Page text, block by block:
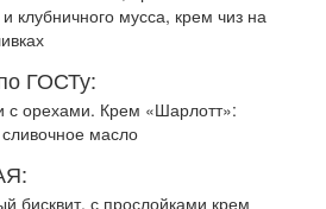
и клубничного мусса, крем чиз на
ГОСТу:
с орехами. Крем «Шарлотт»:
масло
бисквит, с прослойками крем